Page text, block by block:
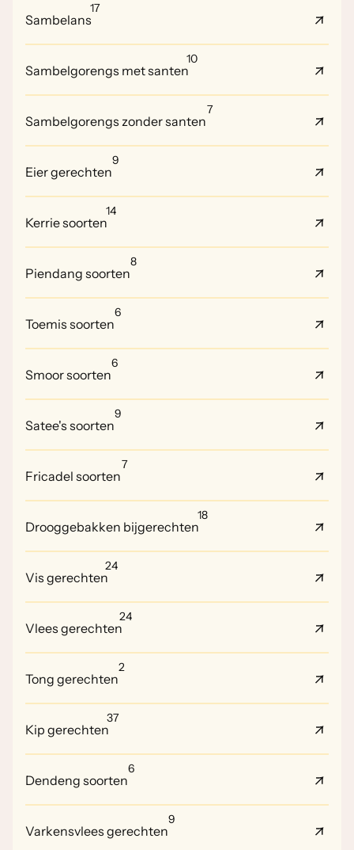
Sambelans
17
Sambelgorengs met santen
10
Sambelgorengs zonder santen
7
Eier gerechten
9
Kerrie soorten
14
Piendang soorten
8
Toemis soorten
6
Smoor soorten
6
Satee's soorten
9
Fricadel soorten
7
Drooggebakken bijgerechten
18
Vis gerechten
24
Vlees gerechten
24
Tong gerechten
2
Kip gerechten
37
Dendeng soorten
6
Varkensvlees gerechten
9